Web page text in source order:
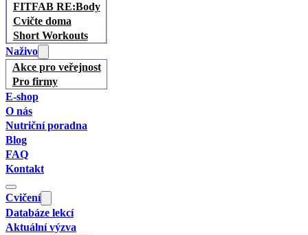
FITFAB RE:Body
Cvičte doma
Short Workouts
Naživo
Akce pro veřejnost
Pro firmy
E-shop
O nás
Nutriční poradna
Blog
FAQ
Kontakt
Cvičení
Databáze lekcí
Aktuální výzva